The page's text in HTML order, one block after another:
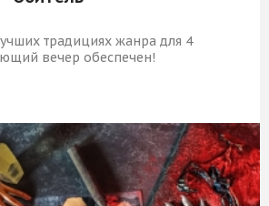
традициях жанра для 4
вечер обеспечен!
КУПИТЬ